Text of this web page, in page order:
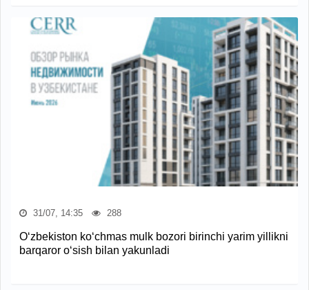
31/07, 14:35 288
O‘zbekiston ko‘chmas mulk bozori birinchi yarim yillikni
barqaror o‘sish bilan yakunladi